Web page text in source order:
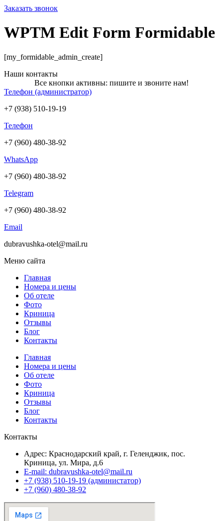
Заказать звонок
WPTM Edit Form Formidable
[my_formidable_admin_create]
Наши контакты
Все кнопки активны: пишите и звоните нам!
Телефон (администратор)
+7 (938) 510-19-19
Телефон
+7 (960) 480-38-92
WhatsApp
+7 (960) 480-38-92
Telegram
+7 (960) 480-38-92
Email
dubravushka-otel@mail.ru
Меню сайта
Главная
Номера и цены
Об отеле
Фото
Криница
Отзывы
Блог
Контакты
Главная
Номера и цены
Об отеле
Фото
Криница
Отзывы
Блог
Контакты
Контакты
Адрес: Краснодарский край, г. Геленджик, пос.
Криница, ул. Мира, д.6
E-mail: dubravushka-otel@mail.ru
+7 (938) 510-19-19 (администатор)
+7 (960) 480-38-92